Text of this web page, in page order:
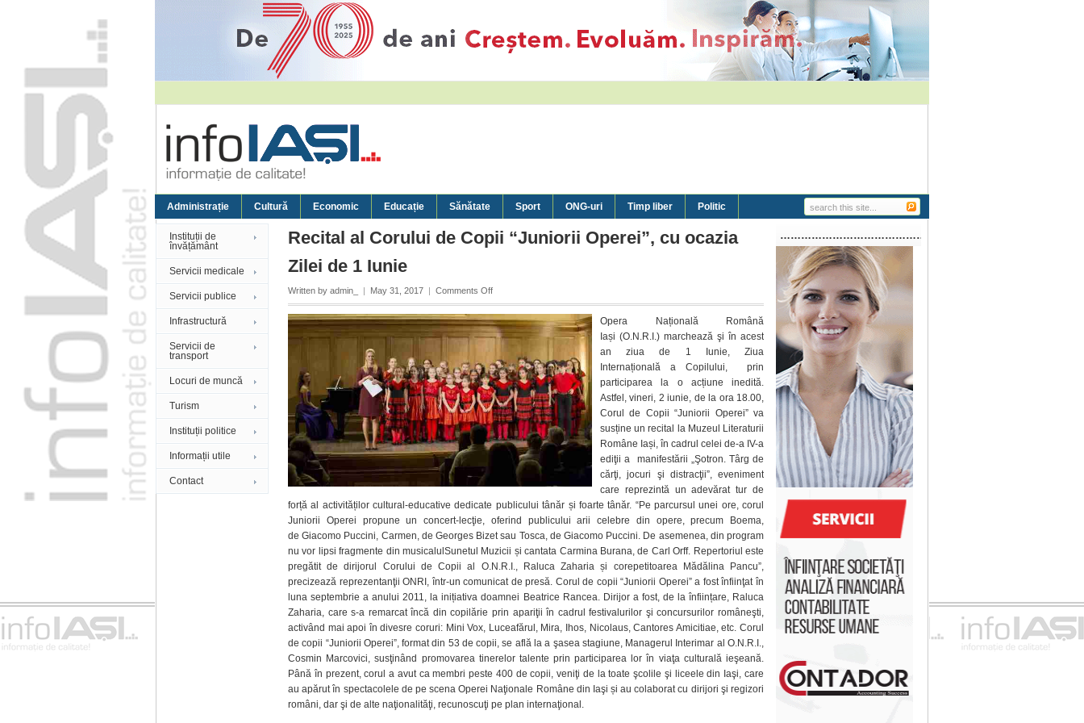
Administrație Cultură Economic Educație Sănătate Sport ONG-uri Timp liber Politic
Instituții de
învățământ
Servicii medicale
Servicii publice
Infrastructură
Servicii de
transport
Locuri de muncă
Turism
Instituții politice
Informații utile
Contact
Recital al Corului de Copii “Juniorii Operei”, cu ocazia
Zilei de 1 Iunie
Written by admin_ | May 31, 2017 | Comments Offon
Recital
al
Corului
Copii
“Juniorii
Operei”,
cu
ocazia
Zilei
de
Opera Națională Română
Iași (O.N.R.I.) marchează şi în acest
an ziua de 1 Iunie, Ziua
Internațională a Copilului, prin
participarea la o acțiune inedită.
Astfel, vineri, 2 iunie, de la ora 18.00,
Corul de Copii “Juniorii Operei” va
susține un recital la Muzeul Literaturii
Române Iași, în cadrul celei de-a IV-a
ediţii a manifestării „Şotron. Târg de
cărţi, jocuri şi distracţii”, eveniment
care reprezintă un adevărat tur de
forță al activităților cultural-educative dedicate publicului tânăr și foarte tânăr. “Pe parcursul unei ore, corul
Juniorii Operei propune un concert-lecţie, oferind publicului arii celebre din opere, precum Boema,
de Giacomo Puccini, Carmen, de Georges Bizet sau Tosca, de Giacomo Puccini. De asemenea, din program
nu vor lipsi fragmente din musicalulSunetul Muzicii și cantata Carmina Burana, de Carl Orff. Repertoriul este
pregătit de dirijorul Corului de Copii al O.N.R.I., Raluca Zaharia și corepetitoarea Mădălina Pancu”,
precizează reprezentanţii ONRI, într-un comunicat de presă. Corul de copii “Juniorii Operei” a fost înfiinţat în
luna septembrie a anului 2011, la inițiativa doamnei Beatrice Rancea. Dirijor a fost, de la înființare, Raluca
Zaharia, care s-a remarcat încă din copilărie prin apariţii în cadrul festivalurilor şi concursurilor româneşti,
activând mai apoi în divesre coruri: Mini Vox, Luceafărul, Mira, Ihos, Nicolaus, Cantores Amicitiae, etc. Corul
de copii “Juniorii Operei”, format din 53 de copii, se află la a şasea stagiune, Managerul Interimar al O.N.R.I.,
Cosmin Marcovici, susţinând promovarea tinerelor talente prin participarea lor în viaţa culturală ieşeană.
Până în prezent, corul a avut ca membri peste 400 de copii, veniţi de la toate şcolile şi liceele din Iaşi, care
au apărut în spectacolele de pe scena Operei Naţionale Române din Iaşi și au colaborat cu dirijori şi regizori
români, dar şi de alte naţionalităţi, recunoscuţi pe plan internaţional.
…………………………………………………..